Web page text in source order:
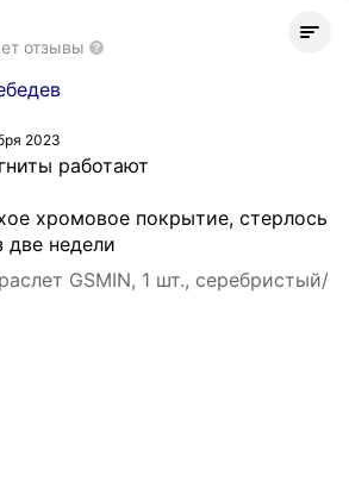
отзывы
2023
работают
хромовое покрытие, стерлось
две недели
GSMIN, 1 шт., серебристый/